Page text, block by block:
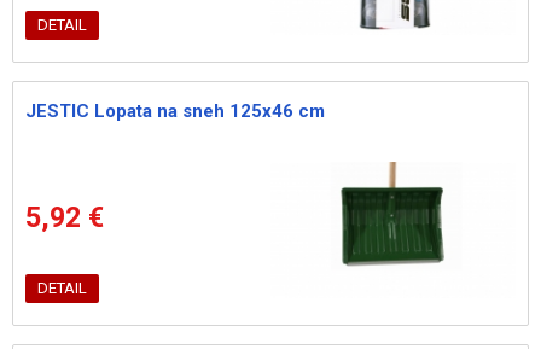
DETAIL
JESTIC Lopata na sneh 125x46 cm
5,92 €
DETAIL